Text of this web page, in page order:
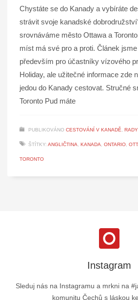
Chystáte se do Kanady a vybíráte
strávit svoje kanadské
srovnáváme město Ottawa a
míst má své pro a proti. Článek
především pro účastníky vízového
Holiday, ale užitečné informace zde
jedou do Kanady cestovat. Stručné
Toronto Pud máte
PUBLIKOVÁNO CESTOVÁNÍ V KANADĚ,
ŠTÍTKY: ANGLIČTINA, KANADA, ONTARIO,
TORONTO
Instagram
Sleduj nás na Instagramu a mrkni na
komunitu Čechů s láskou